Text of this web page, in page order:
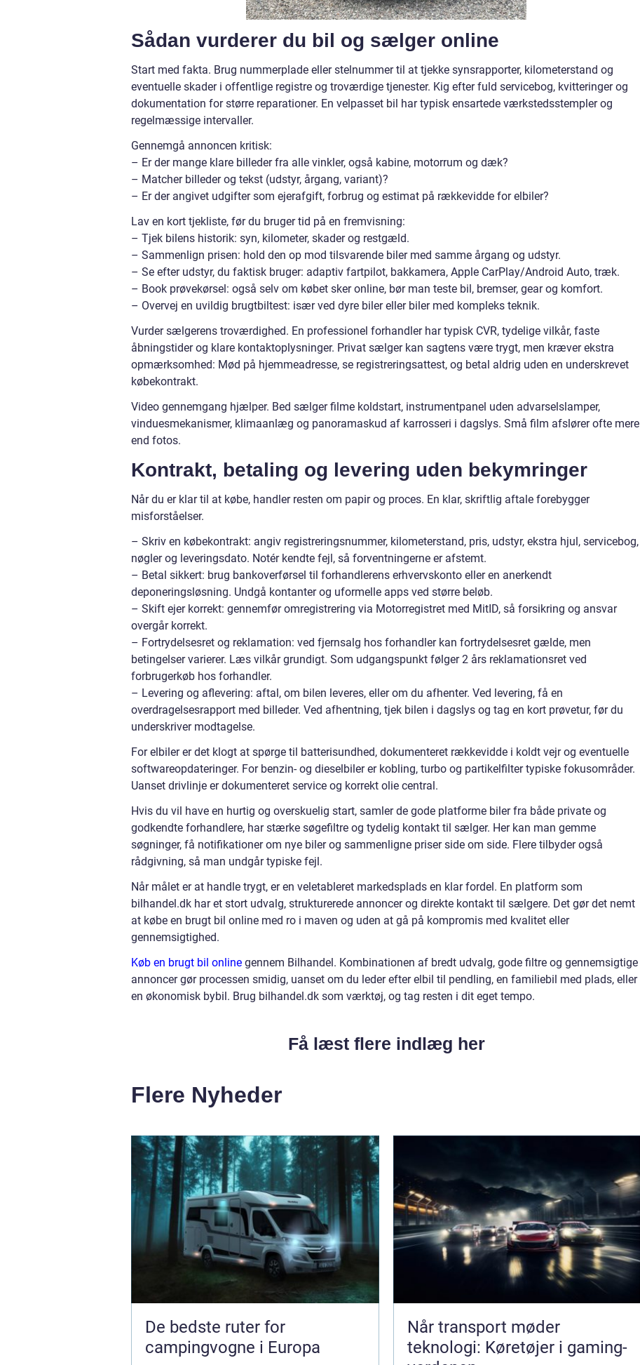
Sådan vurderer du bil og sælger online
Start med fakta. Brug nummerplade eller stelnummer til at tjekke synsrapporter, kilometerstand og
eventuelle skader i offentlige registre og troværdige tjenester. Kig efter fuld servicebog, kvitteringer og
dokumentation for større reparationer. En velpasset bil har typisk ensartede værkstedsstempler og
regelmæssige intervaller.
Gennemgå annoncen kritisk:
– Er der mange klare billeder fra alle vinkler, også kabine, motorrum og dæk?
– Matcher billeder og tekst (udstyr, årgang, variant)?
– Er der angivet udgifter som ejerafgift, forbrug og estimat på rækkevidde for elbiler?
Lav en kort tjekliste, før du bruger tid på en fremvisning:
– Tjek bilens historik: syn, kilometer, skader og restgæld.
– Sammenlign prisen: hold den op mod tilsvarende biler med samme årgang og udstyr.
– Se efter udstyr, du faktisk bruger: adaptiv fartpilot, bakkamera, Apple CarPlay/Android Auto, træk.
– Book prøvekørsel: også selv om købet sker online, bør man teste bil, bremser, gear og komfort.
– Overvej en uvildig brugtbiltest: især ved dyre biler eller biler med kompleks teknik.
Vurder sælgerens troværdighed. En professionel forhandler har typisk CVR, tydelige vilkår, faste
åbningstider og klare kontaktoplysninger. Privat sælger kan sagtens være trygt, men kræver ekstra
opmærksomhed: Mød på hjemmeadresse, se registreringsattest, og betal aldrig uden en underskrevet
købekontrakt.
Video gennemgang hjælper. Bed sælger filme koldstart, instrumentpanel uden advarselslamper,
vinduesmekanismer, klimaanlæg og panoramaskud af karrosseri i dagslys. Små film afslører ofte mere
end fotos.
Kontrakt, betaling og levering uden bekymringer
Når du er klar til at købe, handler resten om papir og proces. En klar, skriftlig aftale forebygger
misforståelser.
– Skriv en købekontrakt: angiv registreringsnummer, kilometerstand, pris, udstyr, ekstra hjul, servicebog,
nøgler og leveringsdato. Notér kendte fejl, så forventningerne er afstemt.
– Betal sikkert: brug bankoverførsel til forhandlerens erhvervskonto eller en anerkendt
deponeringsløsning. Undgå kontanter og uformelle apps ved større beløb.
– Skift ejer korrekt: gennemfør omregistrering via Motorregistret med MitID, så forsikring og ansvar
overgår korrekt.
– Fortrydelsesret og reklamation: ved fjernsalg hos forhandler kan fortrydelsesret gælde, men
betingelser varierer. Læs vilkår grundigt. Som udgangspunkt følger 2 års reklamationsret ved
forbrugerkøb hos forhandler.
– Levering og aflevering: aftal, om bilen leveres, eller om du afhenter. Ved levering, få en
overdragelsesrapport med billeder. Ved afhentning, tjek bilen i dagslys og tag en kort prøvetur, før du
underskriver modtagelse.
For elbiler er det klogt at spørge til batterisundhed, dokumenteret rækkevidde i koldt vejr og eventuelle
softwareopdateringer. For benzin- og dieselbiler er kobling, turbo og partikelfilter typiske fokusområder.
Uanset drivlinje er dokumenteret service og korrekt olie central.
Hvis du vil have en hurtig og overskuelig start, samler de gode platforme biler fra både private og
godkendte forhandlere, har stærke søgefiltre og tydelig kontakt til sælger. Her kan man gemme
søgninger, få notifikationer om nye biler og sammenligne priser side om side. Flere tilbyder også
rådgivning, så man undgår typiske fejl.
Når målet er at handle trygt, er en veletableret markedsplads en klar fordel. En platform som
bilhandel.dk har et stort udvalg, strukturerede annoncer og direkte kontakt til sælgere. Det gør det nemt
at købe en brugt bil online med ro i maven og uden at gå på kompromis med kvalitet eller
gennemsigtighed.
Køb en brugt bil online gennem Bilhandel. Kombinationen af bredt udvalg, gode filtre og gennemsigtige
annoncer gør processen smidig, uanset om du leder efter elbil til pendling, en familiebil med plads, eller
en økonomisk bybil. Brug bilhandel.dk som værktøj, og tag resten i dit eget tempo.
Få læst flere indlæg her
Flere Nyheder
De bedste ruter for
campingvogne i Europa
Når transport møder
teknologi: Køretøjer i gaming-